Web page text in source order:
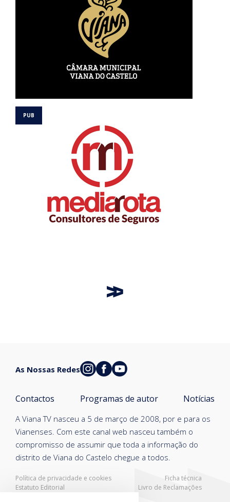
Política de privacidade e cookies
Ficha técnica
Estatuto Editorial
Livro de Reclamações
A Viana TV nasceu a 5 de março de 2008, por e para os
Vianenses. Com este canal web nasceu também o
compromisso de assumir que toda a informação do
distrito de Viana do Castelo chegue a todos.
Contactos Programas de autor Notícias
As Nossas Redes